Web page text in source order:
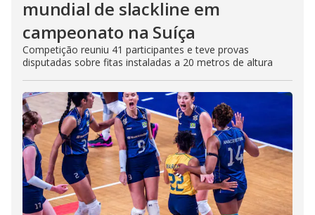
mundial de slackline em
campeonato na Suíça
Competição reuniu 41 participantes e teve provas
disputadas sobre fitas instaladas a 20 metros de altura